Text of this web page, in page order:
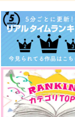
ビーチコーミング・ロ
グ
夏屋
1,014円（税込）